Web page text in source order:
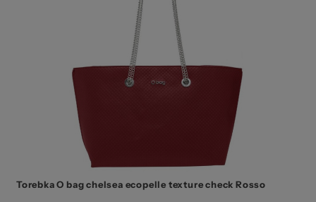
Torebka O bag chelsea ecopelle texture check Rosso